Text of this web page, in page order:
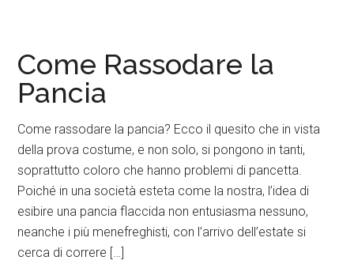
Come Rassodare la
Pancia
Come rassodare la pancia? Ecco il quesito che in vista
della prova costume, e non solo, si pongono in tanti,
soprattutto coloro che hanno problemi di pancetta.
Poiché in una società esteta come la nostra, l’idea di
esibire una pancia flaccida non entusiasma nessuno,
neanche i più menefreghisti, con l’arrivo dell’estate si
cerca di correre […]